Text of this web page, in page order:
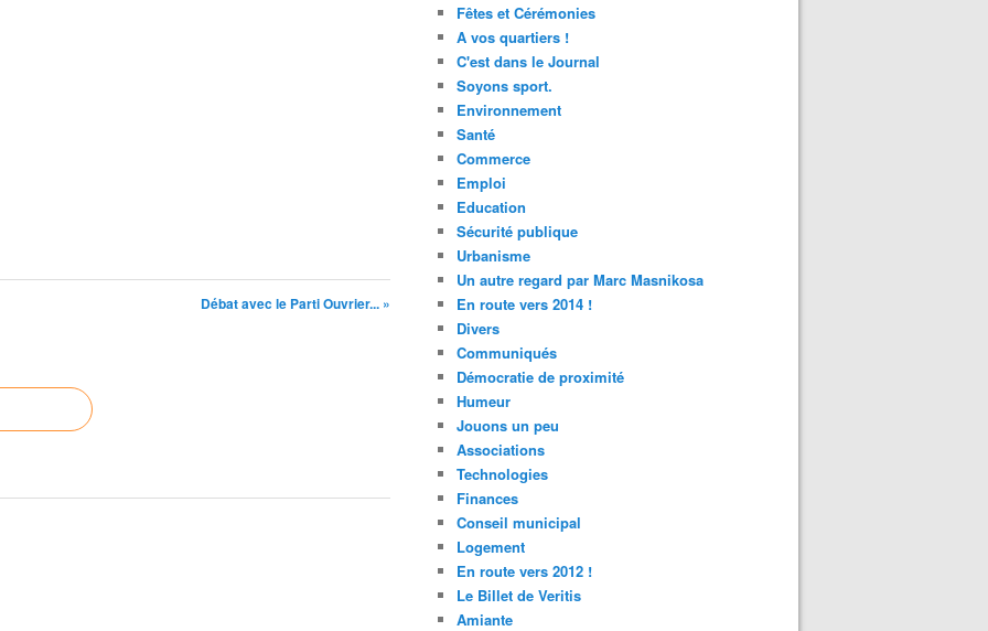
Débat avec le Parti Ouvrier... »
Fêtes et Cérémonies
A vos quartiers !
C'est dans le Journal
Soyons sport.
Environnement
Santé
Commerce
Emploi
Education
Sécurité publique
Urbanisme
Un autre regard par Marc Masnikosa
En route vers 2014 !
Divers
Communiqués
Démocratie de proximité
Humeur
Jouons un peu
Associations
Technologies
Finances
Conseil municipal
Logement
En route vers 2012 !
Le Billet de Veritis
Amiante